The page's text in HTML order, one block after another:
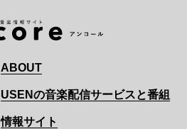
ABOUT
USENの音楽配信サービスと番組
情報サイト